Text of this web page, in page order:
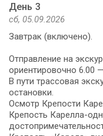
День 3
сб, 05.09.2026
Завтрак (включено).
Отправление на
ориентировочно 6.00 —
В пути трассовая
остановки.
Осмотр Крепости
Крепость Карелла-